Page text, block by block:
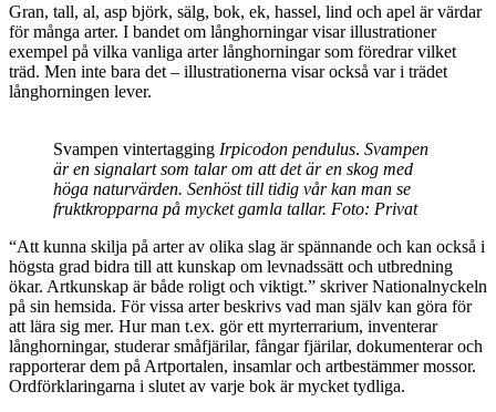
Gran, tall, al, asp björk, sälg, bok, ek, hassel, lind och apel är värdar
för många arter. I bandet om långhorningar visar illustrationer
exempel på vilka vanliga arter långhorningar som föredrar vilket
träd. Men inte bara det – illustrationerna visar också var i trädet
långhorningen lever.
Svampen vintertagging Irpicodon pendulus. Svampen
är en signalart som talar om att det är en skog med
höga naturvärden. Senhöst till tidig vår kan man se
fruktkropparna på mycket gamla tallar. Foto: Privat
“Att kunna skilja på arter av olika slag är spännande och kan också i
högsta grad bidra till att kunskap om levnadssätt och utbredning
ökar. Artkunskap är både roligt och viktigt.” skriver Nationalnyckeln
på sin hemsida. För vissa arter beskrivs vad man själv kan göra för
att lära sig mer. Hur man t.ex. gör ett myrterrarium, inventerar
långhorningar, studerar småfjärilar, fångar fjärilar, dokumenterar och
rapporterar dem på Artportalen, insamlar och artbestämmer mossor.
Ordförklaringarna i slutet av varje bok är mycket tydliga.